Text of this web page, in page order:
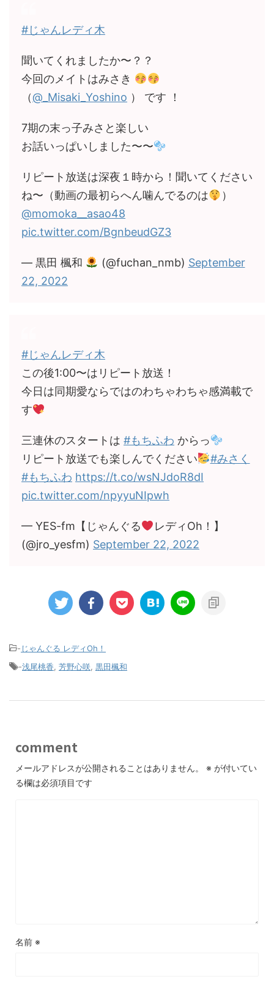
#じゃんレディ木
聞いてくれましたか〜？？
今回のメイトはみさき
（@_Misaki_Yoshino ） です ！
7期の末っ子みさと楽しい
お話いっぱいしました〜〜
リピート放送は深夜１時から！聞いてください
ね〜（動画の最初らへん噛んでるのは
）
@momoka__asao48
pic.twitter.com/BgnbeudGZ3
— 黒田 楓和 (@fuchan_nmb) September
22, 2022
#じゃんレディ木
この後1:00〜はリピート放送！
今日は同期愛ならではのわちゃわちゃ感満載で
す
三連休のスタートは #もちふわ からっ
リピート放送でも楽しんでください
#みさく
#もちふわ https://t.co/wsNJdoR8dI
pic.twitter.com/npyyuNIpwh
— YES-fm【じゃんぐる
レディOh！】
(@jro_yesfm) September 22, 2022
- じゃんぐる レディOh！
-浅尾桃香 芳野心咲 黒田楓和
comment
メールアドレスが公開されることはありません。 ※ が付いてい
る欄は必須項目です
名前 ※